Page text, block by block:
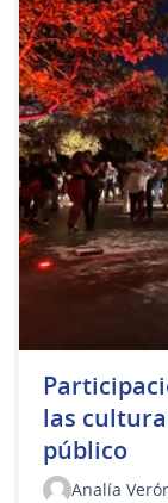
las
público
Analía